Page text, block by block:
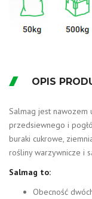
OPIS
Salmag jest nawozem
przedsiewnego i
buraki cukrowe,
rośliny warzywnicze i
Salmag to:
Obecność